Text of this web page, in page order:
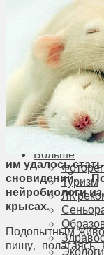
Вильнюс
Клайпеда
Висагинас
Регионы
Соседи
Транспорт
Выбор
Калейдоскоп
Армия
Сейм Литвы
Культура
Больше
Туризм
ЛК
им удалось
сновидений.
нейробиологи
крысах.
Подопытным
пищу, полагаясь